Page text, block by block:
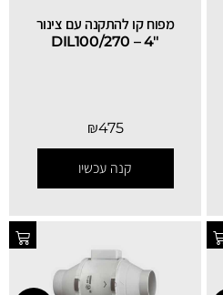
מפוח קו להתקנה עם צינור
"4 – DIL100/270
₪475
קנה עכשיו